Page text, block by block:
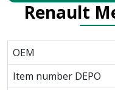
Renault
OEM
Item number DEPO